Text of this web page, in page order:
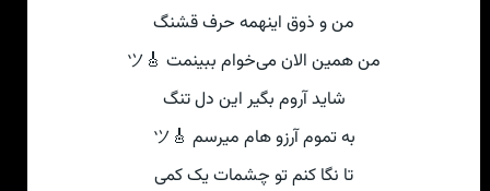
من و ذوق اینهمه حرف قشنگ
من همین الان می‌خوام ببینمت 🎸ツ
شاید آروم بگیر این دل تنگ
به تموم آرزو هام میرسم 🎸ツ
تا نگا کنم تو چشمات یک کمی‌